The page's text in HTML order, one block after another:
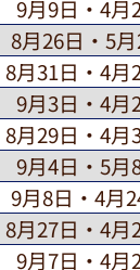
9月9日・4月
8月26日・5
8月31日・4月
9月3日・4月
8月29日・4月
9月4日・5月
9月8日・4月
8月27日・4月
9月7日・4月